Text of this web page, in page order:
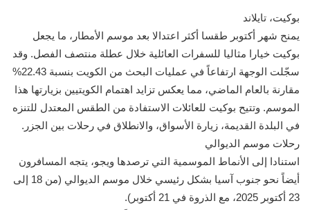
بوكيت، تايلاند
يمنح شهر أكتوبر طقسا أكثر اعتدالا بعد موسم الأمطار، ما يجعل
بوكيت خيارا مثاليا للسفرات العائلية خلال عطلة منتصف الفصل. وقد
سجّلت الوجهة ارتفاعاً في عمليات البحث من الكويت بنسبة ‎%22.43
مقارنة بالعام الماضي، مما يعكس تزايد اهتمام الكويتيين بزيارتها هذا
الموسم. وتتيح بوكيت للعائلات الاستفادة من الطقس المعتدل للتنزه
في البلدة القديمة، زيارة الأسواق، والانطلاق في رحلات بين الجزر.
رحلات موسم الديوالي
استنادا إلى الأنماط الموسمية التي ترصدها ويجو، يتجه المسافرون
أيضاً نحو جنوب آسيا بشكل رئيسي خلال موسم الديوالي (من 18 إلى
23 أكتوبر 2025، مع الذروة في 21 أكتوبر).